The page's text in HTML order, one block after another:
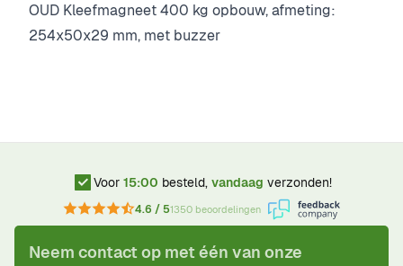
OUD Kleefmagneet 400 kg opbouw, afmeting:
254x50x29 mm, met buzzer
Voor 15:00 besteld, vandaag verzonden!
4.6 / 51350 beoordelingen
Neem contact op met één van onze